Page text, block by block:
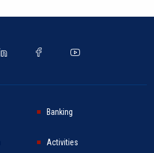
Banking
Activities